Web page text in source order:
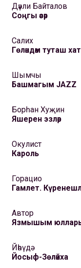
Дәүли Байталов
Соңгы әсәр
Салих
Гөләндәм туташ
Шымчы
Башмагым JAZZ
Борһан Хуҗин
Яшерен эзләр
Окулист
Кароль
Горацио
Гамлет.
Автор
Язмышым
Йәһүдә
Йосыф-Зөләйха